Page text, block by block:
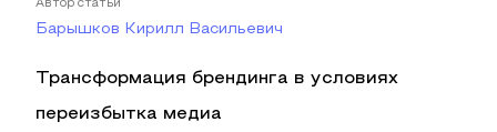
Автор статьи
Барышков Кирилл Васильевич
Трансформация брендинга в условиях
переизбытка медиа